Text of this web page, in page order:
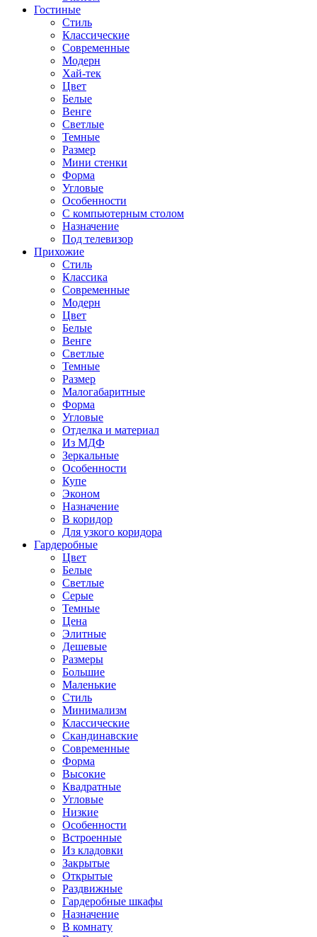
Гостиные
Стиль
Классические
Современные
Модерн
Хай-тек
Цвет
Белые
Венге
Светлые
Темные
Размер
Мини стенки
Форма
Угловые
Особенности
С компьютерным столом
Назначение
Под телевизор
Прихожие
Стиль
Классика
Современные
Модерн
Цвет
Белые
Венге
Светлые
Темные
Размер
Малогабаритные
Форма
Угловые
Отделка и материал
Из МДФ
Зеркальные
Особенности
Купе
Эконом
Назначение
В коридор
Для узкого коридора
Гардеробные
Цвет
Белые
Светлые
Серые
Темные
Цена
Элитные
Дешевые
Размеры
Большие
Маленькие
Стиль
Минимализм
Классические
Скандинавские
Современные
Форма
Высокие
Квадратные
Угловые
Низкие
Особенности
Встроенные
Из кладовки
Закрытые
Открытые
Раздвижные
Гардеробные шкафы
Назначение
В комнату